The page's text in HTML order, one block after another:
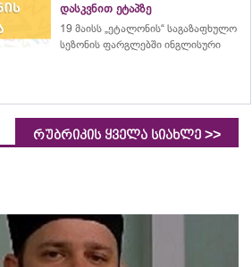
დასკვნით ეტაპზე
19 მაისს „ეტალონის“ საგაზაფხულო
სეზონის ფარგლებში ინგლისური
რუბრიკის ყველა სიახლე >>